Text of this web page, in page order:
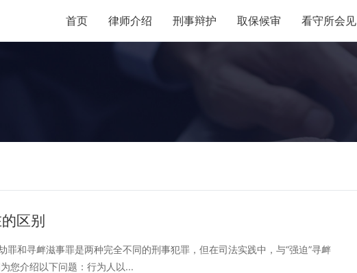
首页 律师介绍 刑事辩护 取保候审 看守所会见
区别
寻衅滋事罪是两种完全不同的刑事犯罪，但在司法实践中，与“强迫”寻衅
您介绍以下问题：行为人以...